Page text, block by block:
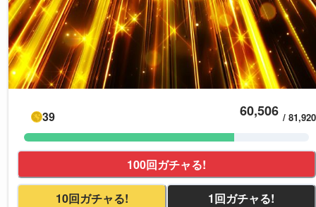
39 60,506 / 81,920
100回ガチャる!
10回ガチャる! 1回ガチャる!